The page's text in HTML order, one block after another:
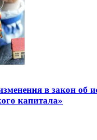
в закон об
капитала»